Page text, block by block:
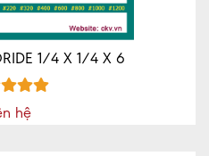
1/4 X 1/4 X 6
hệ